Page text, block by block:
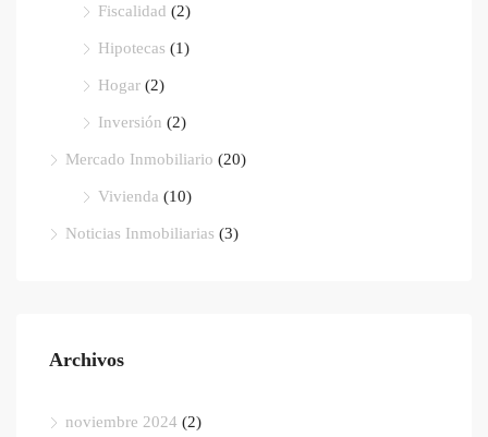
Fiscalidad (2)
Hipotecas (1)
Hogar (2)
Inversión (2)
Mercado Inmobiliario (20)
Vivienda (10)
Noticias Inmobiliarias (3)
Archivos
noviembre 2024 (2)